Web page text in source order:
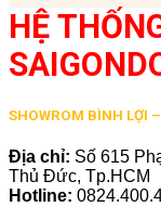
HỆ
SHOWROM BÌNH LỢI
Địa chỉ: Số 615
Thủ Đức, Tp.HCM
Hotline: